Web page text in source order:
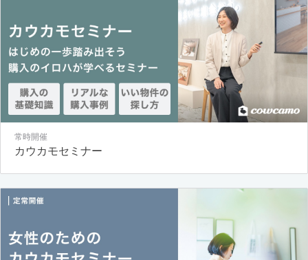
常時開催
カウカモセミナー